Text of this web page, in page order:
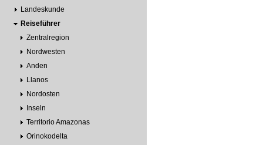
Landeskunde
Reiseführer
Zentralregion
Nordwesten
Anden
Llanos
Nordosten
Inseln
Territorio Amazonas
Orinokodelta